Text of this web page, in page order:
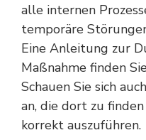
alle internen
temporäre
Eine Anleitung zur
Maßnahme finden
Schauen Sie sich
an, die dort zu
korrekt auszuführen.